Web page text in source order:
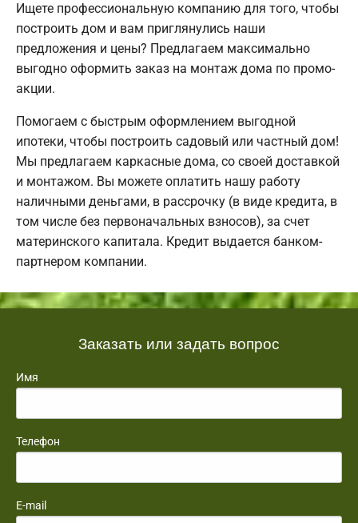
Ищете профессиональную компанию для того, чтобы
построить дом и вам приглянулись наши
предложения и цены? Предлагаем максимально
выгодно оформить заказ на монтаж дома по промо-
акции.
Помогаем с быстрым оформлением выгодной
ипотеки, чтобы построить садовый или частный дом!
Мы предлагаем каркасные дома, со своей доставкой
и монтажом. Вы можете оплатить нашу работу
наличными деньгами, в рассрочку (в виде кредита, в
том числе без первоначальных взносов), за счет
материнского капитала. Кредит выдается банком-
партнером компании.
Заказать или задать вопрос
Имя
Телефон
E-mail